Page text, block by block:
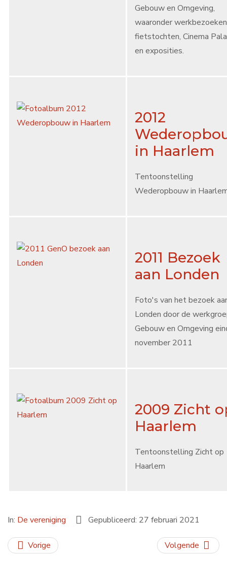
Gebouw en Omgeving,
waaronder
fietstochten, Cinema
en exposities.
2012
in Haarlem
Tentoonstelling
Wederopbouw in
2011 Bezoek
aan Londen
Foto's van het bezoek
Londen door de
Gebouw en Omgeving
november 2011
2009 Zicht
Haarlem
Tentoonstelling Zicht op
Haarlem
In: De vereniging Gepubliceerd: 27 februari 2021
Vorige Volgende